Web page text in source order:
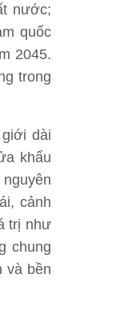
nước;
quốc
2045.
trong
dài
khẩu
cảnh
trị như
chung
và bền